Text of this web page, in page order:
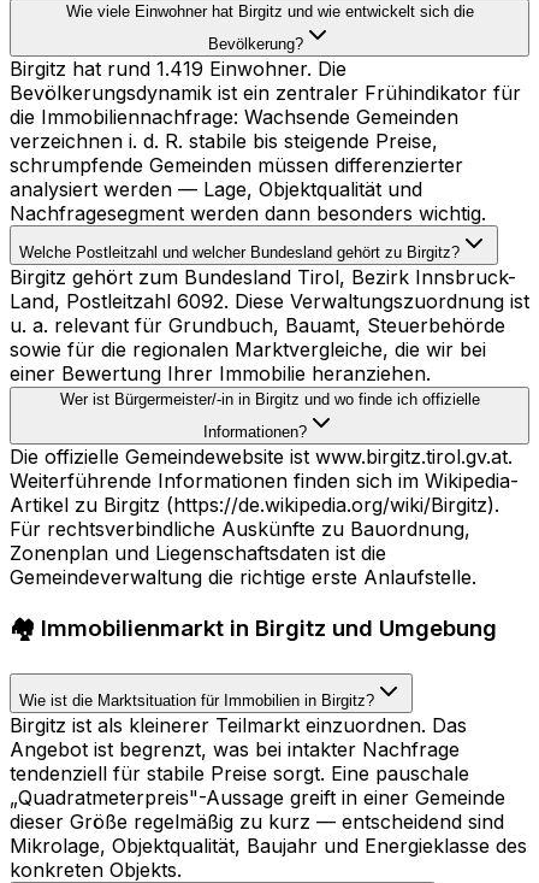
Wie viele Einwohner hat Birgitz und wie entwickelt sich die
Bevölkerung?
Birgitz hat rund 1.419 Einwohner. Die
Bevölkerungsdynamik ist ein zentraler Frühindikator für
die Immobiliennachfrage: Wachsende Gemeinden
verzeichnen i. d. R. stabile bis steigende Preise,
schrumpfende Gemeinden müssen differenzierter
analysiert werden — Lage, Objektqualität und
Nachfragesegment werden dann besonders wichtig.
Welche Postleitzahl und welcher Bundesland gehört zu Birgitz?
Birgitz gehört zum Bundesland Tirol, Bezirk Innsbruck-
Land, Postleitzahl 6092. Diese Verwaltungszuordnung ist
u. a. relevant für Grundbuch, Bauamt, Steuerbehörde
sowie für die regionalen Marktvergleiche, die wir bei
einer Bewertung Ihrer Immobilie heranziehen.
Wer ist Bürgermeister/-in in Birgitz und wo finde ich offizielle
Informationen?
Die offizielle Gemeindewebsite ist www.birgitz.tirol.gv.at.
Weiterführende Informationen finden sich im Wikipedia-
Artikel zu Birgitz (https://de.wikipedia.org/wiki/Birgitz).
Für rechtsverbindliche Auskünfte zu Bauordnung,
Zonenplan und Liegenschaftsdaten ist die
Gemeindeverwaltung die richtige erste Anlaufstelle.
🏘️ Immobilienmarkt in Birgitz und Umgebung
Wie ist die Marktsituation für Immobilien in Birgitz?
Birgitz ist als kleinerer Teilmarkt einzuordnen. Das
Angebot ist begrenzt, was bei intakter Nachfrage
tendenziell für stabile Preise sorgt. Eine pauschale
„Quadratmeterpreis"-Aussage greift in einer Gemeinde
dieser Größe regelmäßig zu kurz — entscheidend sind
Mikrolage, Objektqualität, Baujahr und Energieklasse des
konkreten Objekts.